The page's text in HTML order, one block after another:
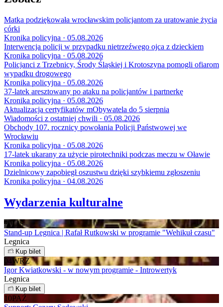
Matka podziękowała wrocławskim policjantom za uratowanie życia
córki
Kronika policyjna · 05.08.2026
Interwencja policji w przypadku nietrzeźwego ojca z dzieckiem
Kronika policyjna · 05.08.2026
Policjanci z Trzebnicy, Środy Śląskiej i Krotoszyna pomogli ofiarom
wypadku drogowego
Kronika policyjna · 05.08.2026
37-latek aresztowany po ataku na policjantów i partnerkę
Kronika policyjna · 05.08.2026
Aktualizacja certyfikatów mObywatela do 5 sierpnia
Wiadomości z ostatniej chwili · 05.08.2026
Obchody 107. rocznicy powołania Policji Państwowej we
Wrocławiu
Kronika policyjna · 05.08.2026
17-latek ukarany za użycie pirotechniki podczas meczu w Oławie
Kronika policyjna · 05.08.2026
Dzielnicowy zapobiegł oszustwu dzięki szybkiemu zgłoszeniu
Kronika policyjna · 04.08.2026
Wydarzenia kulturalne
20 LIS
Stand-up Legnica | Rafał Rutkowski w programie "Wehikuł czasu"
Legnica
Kup bilet
04WRZ
Igor Kwiatkowski - w nowym programie - Introwertyk
Legnica
Kup bilet
10PAŹ